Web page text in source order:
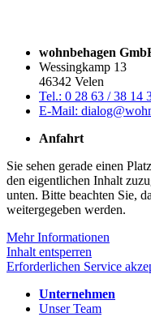
wohnbehagen
Wessingkamp 13
46342 Velen
Tel.: 0 28 63 / 38 14
E-Mail:
Anfahrt
Sie sehen gerade einen
den eigentlichen Inhalt
unten. Bitte beachten Sie,
weitergegeben werden.
Mehr Informationen
Inhalt entsperren
Erforderlichen Service
Unternehmen
Unser Team